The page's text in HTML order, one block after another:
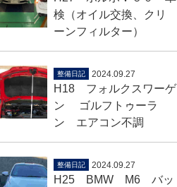
検（オイル交換、クリ
ーンフィルター）
整備日記 2024.09.27
H18 フォルクスワーゲ
ン ゴルフトゥーラ
ン エアコン不調
整備日記 2024.09.27
H25 BMW M6 バッ